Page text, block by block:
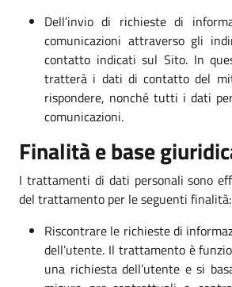
Dell’invio di richieste di
comunicazioni attraverso gli
contatto indicati sul Sito. In
tratterà i dati di contatto del
rispondere, nonché tutti i dati
comunicazioni.
Finalità e base
I trattamenti di dati personali sono
del trattamento per le seguenti finalità:
Riscontrare le richieste di
dell’utente. Il trattamento è
una richiesta dell’utente e si